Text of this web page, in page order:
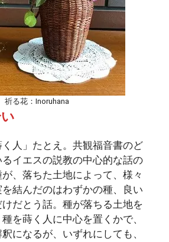
祈る花：Inoruhana
人」たとえ。共観福音書のど
イエスの説教の中心的な話の
、落ちた土地によって、様々
結んだのはわずかの種、良い
だとう話。種が落ちる土地を
を蒔く人に中心を置くかで、
になるが、いずれにしても、